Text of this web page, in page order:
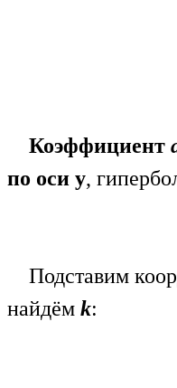
Коэффициент
по оси у,
Подставим
найдём k: